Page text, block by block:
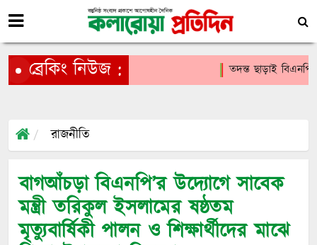
ব্রেকিং নিউজ : তদন্ত ছাড়াই বিএনপি
রাজনীতি
বাগআঁচড়া বিএনপি’র উদ্যোগে সাবেক
মন্ত্রী তরিকুল ইসলামের ষষ্ঠতম
মৃত্যুবার্ষিকী পালন ও শিক্ষার্থীদের মাঝে